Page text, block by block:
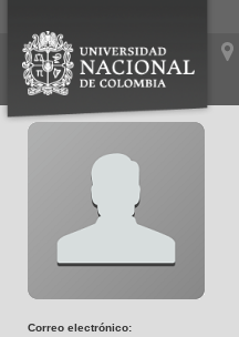
Correo electrónico: